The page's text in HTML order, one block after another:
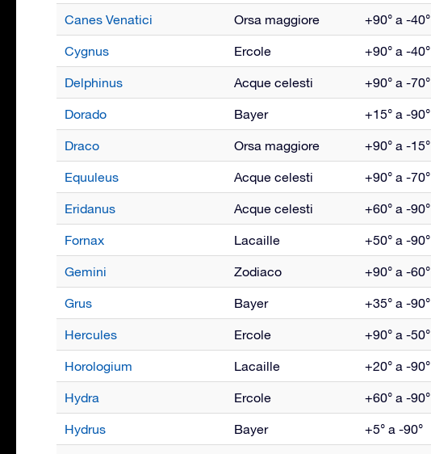
Canes Venatici Orsa maggiore +90° a -40°
Cygnus Ercole +90° a -40°
Delphinus Acque celesti +90° a -70°
Dorado Bayer +15° a -90°
Draco Orsa maggiore +90° a -15°
Equuleus Acque celesti +90° a -70°
Eridanus Acque celesti +60° a -90°
Fornax Lacaille +50° a -90°
Gemini Zodiaco +90° a -60°
Grus Bayer +35° a -90°
Hercules Ercole +90° a -50°
Horologium Lacaille +20° a -90°
Hydra Ercole +60° a -90°
Hydrus Bayer +5° a -90°